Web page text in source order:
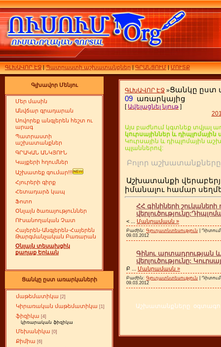
ԳԼԽԱՎՈՐ ԷՋ|Պատրաստի աշխատանքներ|ԳՐԱՆՑՈՒՄ|ՄՈՒՏՔ
Գլխավոր Մենյու
Մեր մասին
Անվճար գրադարան
Սովորեք անգլերեն հեշտ ու
արագ
Պատրաստի
աշխատանքներ
ԳՐԱԿԱՆ ԱՆԿՅՈՒՆ
Կայքերի հղումներ
Աշխատեք գումար!!!
Հյուրերի գիրք
Հետադարձ կապ
Ֆոտո
Օնլայն ծառայություններ
ՈՒսանողական Չատ
Հայերեն-Անգլերեն-Հայերեն
Թարգմանչական Բառարան
Օնլայն տեսախցիկ
քաղաք Երևան
Ցանկը ըստ առարկաների
մաթեմատիկա [2]
Կիրառական մաթեմատիկա [1]
ֆիզիկա [4]
կիռարական ֆիզիկա
Մեխանիկա [0]
Քիմիա [6]
ԳԼԽԱՎՈՐ ԷՋ »Ցանկը ըստ
09 առարկայից
[ Ավելացնել նյութ ]
Այս բաժնում կգտնեք տվյալ
կուրսայիններ և
Կուրսային և դիպլոմային
պլաններով:
Բոլոր
Աշխատանքի
իմանալու համար
ՀՀ գինիների շուկաների
< Մանրամասն »
Բաժին: Գյուղատնտեսություն |
09.03.2012
Գինու արտադրության
վերլուծությունը:
Բ Մանրամասն »
Բաժին: Գյուղատնտեսություն |
09.03.2012
Աշխատանքները